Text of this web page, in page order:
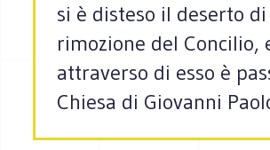
si è disteso il deserto
rimozione del Concilio,
attraverso di esso è
Chiesa di Giovanni